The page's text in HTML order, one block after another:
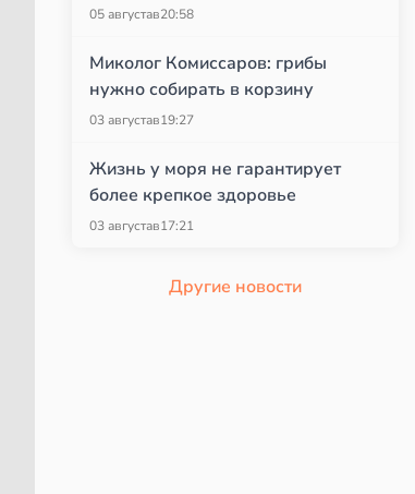
05 августав20:58
Миколог Комиссаров: грибы
нужно собирать в корзину
03 августав19:27
Жизнь у моря не гарантирует
более крепкое здоровье
03 августав17:21
Другие новости